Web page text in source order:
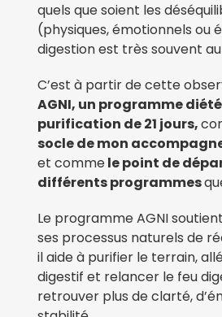
quels que soient les
(physiques, émotionnels ou
digestion est très souvent
C’est à partir de cette
AGNI, un programme
purification de 21 jours,
socle de mon
et commele point de
différents programmes
Le programme AGNI
ses processus naturels de
il aide à purifier le terrain,
digestif et relancer le feu
retrouver plus de clarté,